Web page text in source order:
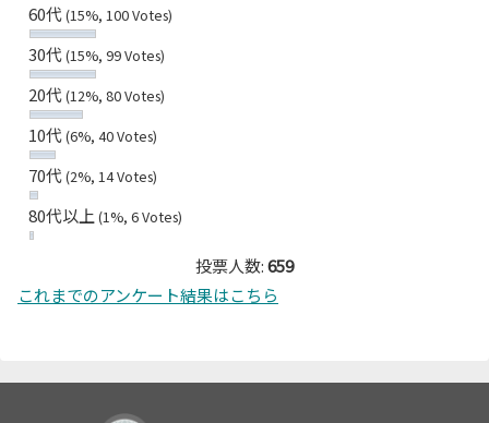
60代(15%, 100 Votes)
30代(15%, 99 Votes)
20代(12%, 80 Votes)
10代(6%, 40 Votes)
70代(2%, 14 Votes)
80代以上 (1%, 6 Votes)
投票人数:659
これまでのアンケート結果はこちら